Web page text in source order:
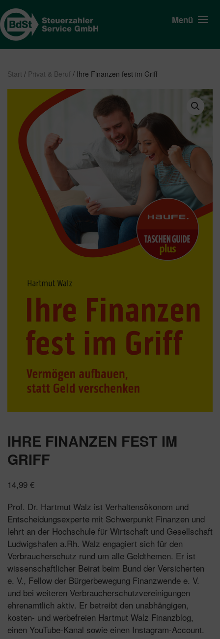
Menü
Start / Privat & Beruf / Ihre Finanzen fest im Griff
IHRE FINANZEN FEST IM
GRIFF
14,99 €
Prof. Dr. Hartmut Walz ist Verhaltensökonom und
Entscheidungsexperte mit Schwerpunkt Finanzen und
lehrt an der Hochschule für Wirtschaft und Gesellschaft
Ludwigshafen a.Rh. Walz engagiert sich für den
Verbraucherschutz rund um alle Geldthemen. Er ist
wissenschaftlicher Beirat beim Bund der Versicherten
e. V., Fellow der Bürgerbewegung Finanzwende e. V.
und bei weiteren Verbraucherschutzvereinigungen
ehrenamtlich aktiv. Er betreibt den unabhängigen,
kosten- und werbefreien Hartmut Walz Finanzblog,
einen YouTube-Kanal sowie einen Instagram-Account.